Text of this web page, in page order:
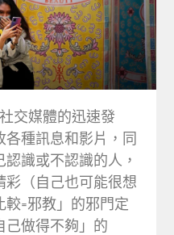
交媒體的迅速發
種訊息和影片，同
識或不認識的人，
彩（自己也可能很想
=邪教」的邪門定
己做得不夠」的